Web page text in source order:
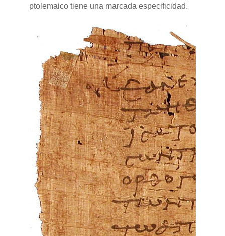
ptolemaico tiene una marcada especificidad.